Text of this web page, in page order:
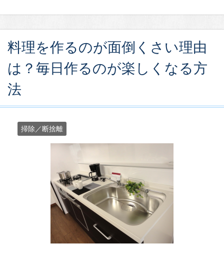
料理を作るのが面倒くさい理由
は？毎日作るのが楽しくなる方
法
掃除／断捨離